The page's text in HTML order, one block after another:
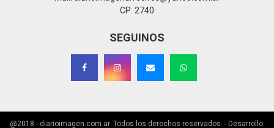
CP: 2740
SEGUINOS
@2018 - diarioimagen.com.ar. Todos los derechos reservados. - Desarrollo: